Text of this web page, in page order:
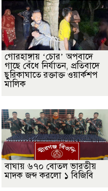
গোরহাঙ্গায় ‘চোর’ অপবাদে
গাছে বেঁধে নির্যাতন, প্রতিবাদে
ছুরিকাঘাতে রক্তাক্ত ওয়ার্কশপ
মালিক
বাঘায় ৬৭০ বোতল ভারতীয়
মাদক জব্দ করলো ১ বিজিবি